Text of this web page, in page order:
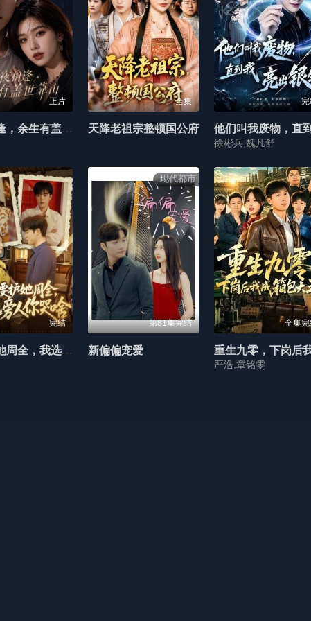
正片
雨夜相逢，余生有盖世靠山
全集
天降老祖宗整顿国公府
徐彬兵,魏凡舒
完结
你要护她周全，我选旁人你哭啥
现代都市
第81集完结
新偏偏宠爱
全集
严浩,章铭雯